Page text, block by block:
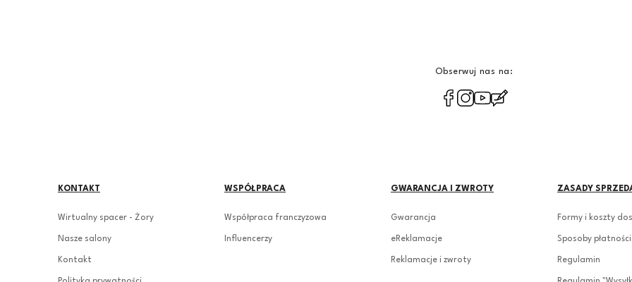
polityce prywatności
Obserwuj nas na:
KONTAKT
Wirtualny spacer - Żory
Nasze salony
Kontakt
WSPÓŁPRACA
Współpraca franczyzowa
Influencerzy
GWARANCJA I ZWROTY
Gwarancja
eReklamacje
Reklamacje i zwroty
ZASADY
Formy i koszty
Sposoby płatności
Regulamin